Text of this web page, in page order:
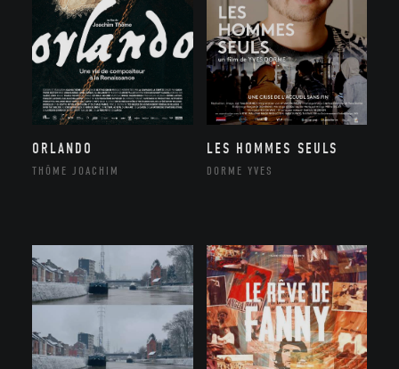
ORLANDO
THÔME JOACHIM
LES HOMMES SEULS
DORME YVES